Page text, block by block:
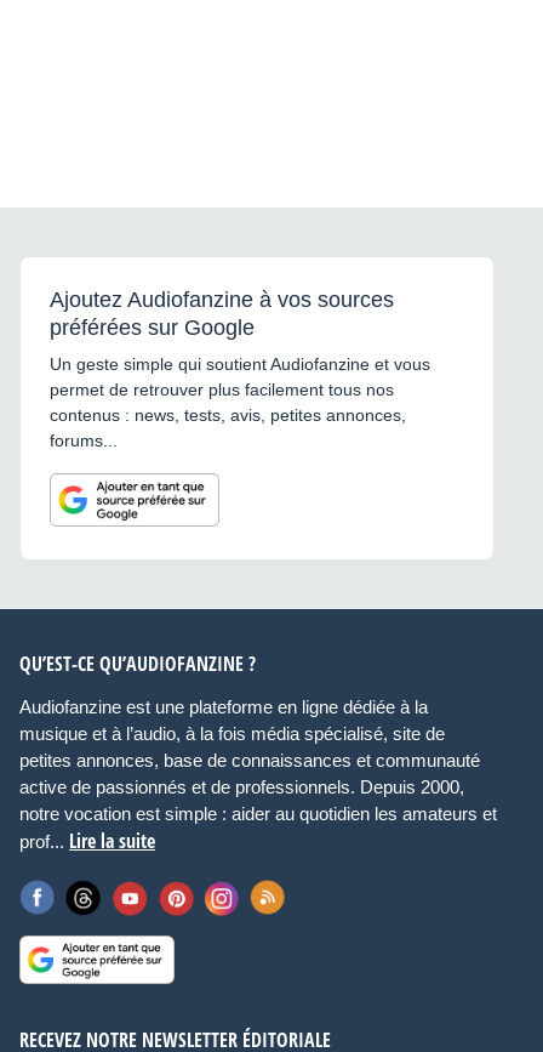
Ajoutez Audiofanzine à vos sources
préférées sur Google
Un geste simple qui soutient Audiofanzine et vous
permet de retrouver plus facilement tous nos
contenus : news, tests, avis, petites annonces,
forums...
QU’EST-CE QU’AUDIOFANZINE ?
Audiofanzine est une plateforme en ligne dédiée à la
musique et à l’audio, à la fois média spécialisé, site de
petites annonces, base de connaissances et communauté
active de passionnés et de professionnels. Depuis 2000,
notre vocation est simple : aider au quotidien les amateurs et
prof... Lire la suite
RECEVEZ NOTRE NEWSLETTER ÉDITORIALE